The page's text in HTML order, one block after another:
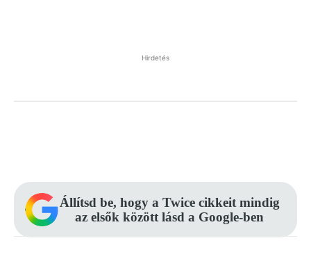
Hirdetés
Állítsd be, hogy a Twice cikkeit mindig
az elsők között lásd a Google-ben